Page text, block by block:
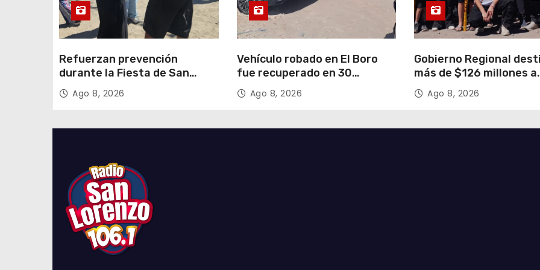
a
s
Refuerzan prevención
durante la Fiesta de San
Lorenzo
Ago 8, 2026
Vehículo robado en El Boro
fue recuperado en 30
minutos gracias a operativo
coordinado
Ago 8, 2026
Gobierno Regional
más de $126 millones a
organizaciones de la
de San Lorenzo de
Ago 8, 2026